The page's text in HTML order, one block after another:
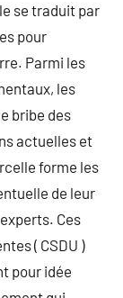
se traduit par
pour
Parmi les
les
bribe des
actuelles et
forme les
de leur
Ces
( CSDU )
pour idée